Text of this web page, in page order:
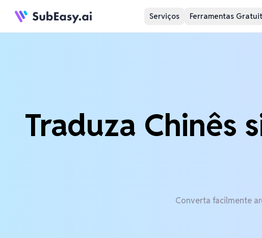
Serviços Ferramentas
Traduza Chinês
Converta facilmente